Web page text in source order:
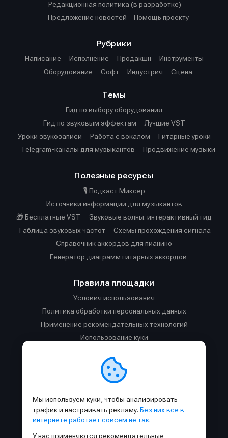
Редакционная политика (в разработке)
Предложение новостей
Помощь проекту
Рубрики
Написание
Исполнение Продакшн
Инструменты
Оборудование
Софт Индустрия Сцена
Темы
Гид по выбору оборудования
Гид по звуковым эффектам
Лучшие VST
Уроки звукозаписи
Работа с вокалом
Гитарные уроки
Telegram-каналы для музыкантов
Продвижение музыки
Полезные ресурсы
🎙️ Подкаст Миксер
Источники информации для музыкантов
🎁 Бесплатные VST
Звуковые волны: интерактивный гид
Таблица звуковых частот
Cхемы прохождения сигнала
Справочник аккордов для пианино
Генератор диаграмм гитарных аккордов
Правила площадки
Условия использования
Политика обработки персональных данных
Применение рекомендательных технологий
Использование куки
Правила общения в Телеграм-чате
Сделано с к в SAMESOUND© 2015-2026.
Использование материалов SAMESOUND разрешено только с
Все права на картинки и тексты принадлежат их авторам.
Мы используем куки, чтобы анализировать
трафик и настраивать рекламу. Без них всё в
интернете работает совсем не так.
У нас применяются рекомендательные